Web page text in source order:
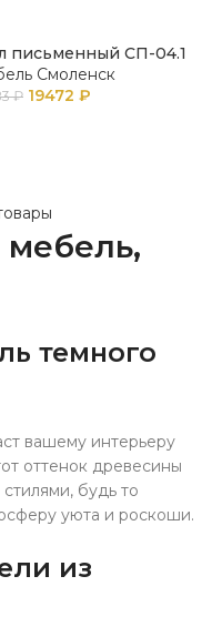
письменный СП-04.1
Смоленск
₽ 19472 ₽
мебель,
темного
вашему интерьеру
оттенок древесины
будь то
уюта и роскоши.
из